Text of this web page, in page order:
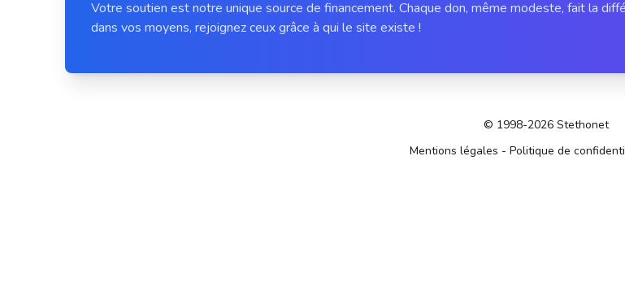
Votre soutien est notre unique source de financement. Chaque don, même modeste, fait la
dans vos moyens, rejoignez ceux grâce à qui le site existe !
© 1998-2026 Stethonet
Mentions légales - Politique de